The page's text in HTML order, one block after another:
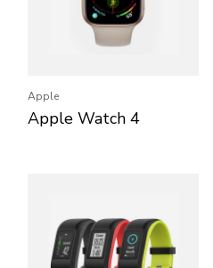
Apple
Apple Watch 4